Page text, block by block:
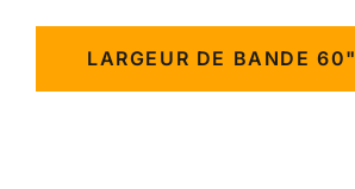
LARGEUR DE BANDE 60"